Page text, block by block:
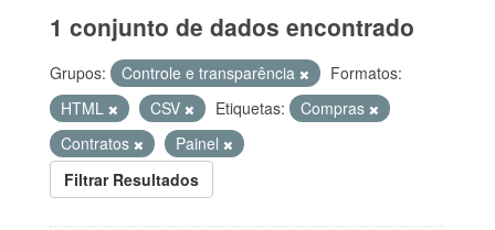
1 conjunto de dados encontrado
Grupos: Controle e transparência
Formatos:
HTML
CSV Etiquetas:
Compras
Contratos
Painel
Filtrar Resultados